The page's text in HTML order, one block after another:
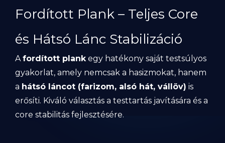
Fordított Plank – Teljes Core
és Hátsó Lánc Stabilizáció
Afordított plankegy hatékony saját testsúlyos
gyakorlat, amely nemcsak a hasizmokat, hanem
a hátsó láncot (farizom, alsó hát, vállöv) is
erősíti. Kiváló választás a testtartás javítására és a
core stabilitás fejlesztésére.